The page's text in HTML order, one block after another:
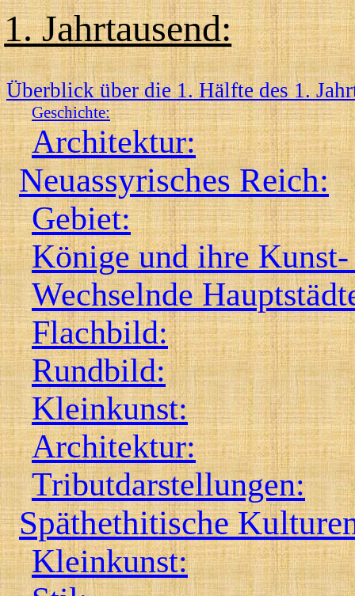
1. Jahrtausend:
Überblick über die 1. Hälfte des 1.
Geschichte:
Architektur:
Neuassyrisches Reich:
Gebiet:
Könige und ihre
Wechselnde
Flachbild:
Rundbild:
Kleinkunst:
Architektur:
Tributdarstellungen:
Späthethitische
Kleinkunst: